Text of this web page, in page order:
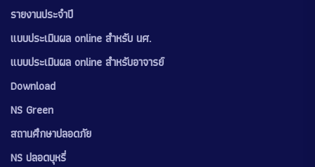
รายงานประจำปี
แบบประเมินผล online สำหรับ นศ.
แบบประเมินผล online สำหรับอาจารย์
Download
NS Green
สถานศึกษาปลอดภัย
NS ปลอดบุหรี่